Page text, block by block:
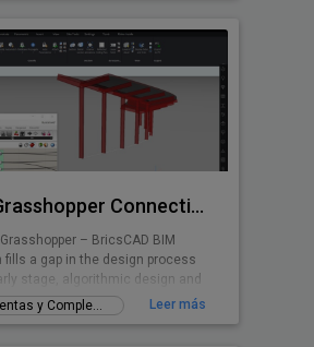
símbolos sobre la
últimos estándares eléctricos,
interruptores, etc. La
un medio fácil de
y conductos. Entre sus
más útiles son la
automática (frente) del circuito,
Rhino/Grasshopper Connection for BricsCAD BIM
– BricsCAD BIM
fills a gap in the design process
stage, algorithmic design and
Modeling.
Herramientas y Complementos gratuitos Leer más